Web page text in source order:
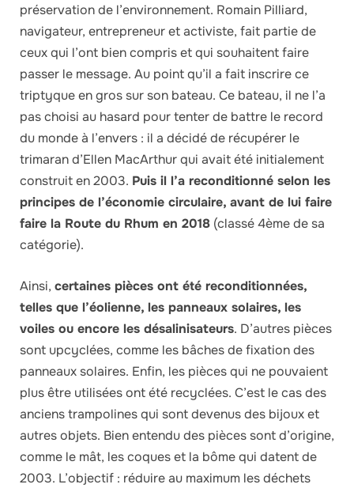
préservation de l’environnement. Romain Pilliard,
navigateur, entrepreneur et activiste, fait partie de
ceux qui l’ont bien compris et qui souhaitent faire
passer le message. Au point qu’il a fait inscrire ce
triptyque en gros sur son bateau. Ce bateau, il ne l’a
pas choisi au hasard pour tenter de battre le record
du monde à l’envers : il a décidé de récupérer le
trimaran d’Ellen MacArthur qui avait été initialement
construit en 2003. Puis il l’a reconditionné selon les
principes de l’économie circulaire, avant de lui faire
faire la Route du Rhum en 2018 (classé 4ème de sa
catégorie).
Ainsi, certaines pièces ont été reconditionnées,
telles que l’éolienne, les panneaux solaires, les
voiles ou encore les désalinisateurs. D’autres pièces
sont upcyclées, comme les bâches de fixation des
panneaux solaires. Enfin, les pièces qui ne pouvaient
plus être utilisées ont été recyclées. C’est le cas des
anciens trampolines qui sont devenus des bijoux et
autres objets. Bien entendu des pièces sont d’origine,
comme le mât, les coques et la bôme qui datent de
2003. L’objectif : réduire au maximum les déchets